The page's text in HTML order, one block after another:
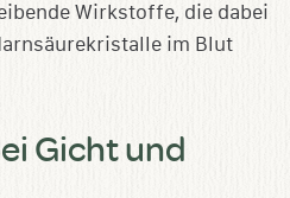
Wirkstoffe, die dabei
im Blut
Gicht und